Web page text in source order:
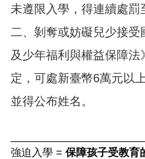
回
首
站
覽
信
未遵限入學，得連續處罰
二、剝奪或妨礙兒少接受
及少年福利與權益保障法
定，可處新臺幣6萬元以
並得公布姓名。
強迫入學 = 保障孩子受教育